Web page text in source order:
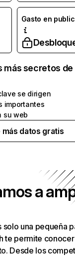
Gasto en
más secretos de
se dirigen
importantes
su web
más datos gratis
a
solo una pequeña
te permite
Desde los